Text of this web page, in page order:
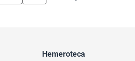
Hemeroteca